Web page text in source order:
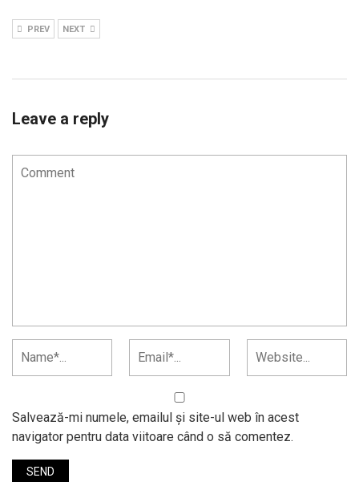
PREV NEXT
Leave a reply
Salvează-mi numele, emailul și site-ul web în acest
navigator pentru data viitoare când o să comentez.